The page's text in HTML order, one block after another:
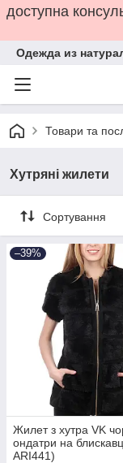
доступна
Одежда из
Товари та
Хутряні жилети
Сортування
–39%
Жилет з хутра VK
ондатри на
ARI441)